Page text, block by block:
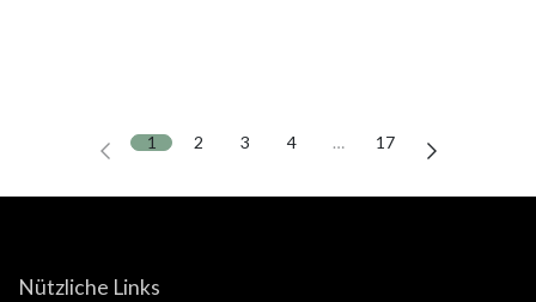
1 2 3 4 … 17
Nützliche Links